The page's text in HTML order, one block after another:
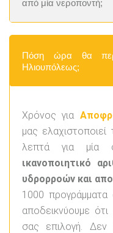
από μία νεροποντή;
Πόση ώρα θα
Ηλιουπόλεως;
Χρόνος για
μας
λεπτά για μία
ικανοποιητικό
υδρορροών και
1000 προγράμματα
αποδεικνύουμε
σας επιλογή.